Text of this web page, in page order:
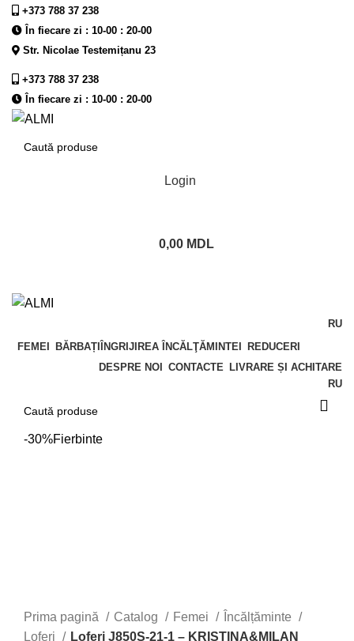
+373 788 37 238
În fiecare zi : 10-00 : 20-00
Str. Nicolae Testemițanu 23
+373 788 37 238
În fiecare zi : 10-00 : 20-00
Login
0,00 MDL
RU
FEMEI
BĂRBAȚI ÎNGRIJIREA ÎNCĂLŢĂMINTEI
REDUCERI
DESPRE NOI CONTACTE LIVRARE ȘI ACHITARE
RU
-30%Fierbinte
Prima pagină Catalog Femei
Încălțăminte
Loferi
Loferi J850S-21-1 – KRISTINA&MILAN